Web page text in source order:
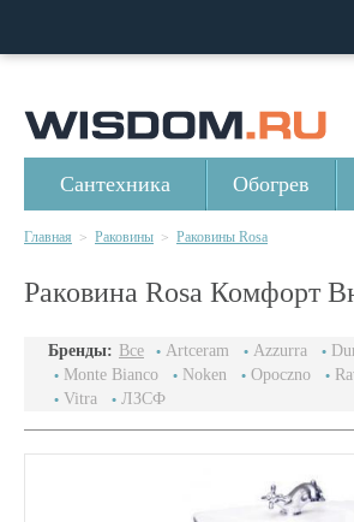
Сантехника Обогрев
Главная > Раковины > Раковины Rosa
Раковина Rosa Комфорт
Бренды: Все Artceram Azzurra
Monte Bianco
Noken Opoczno
Vitra
ЛЗСФ